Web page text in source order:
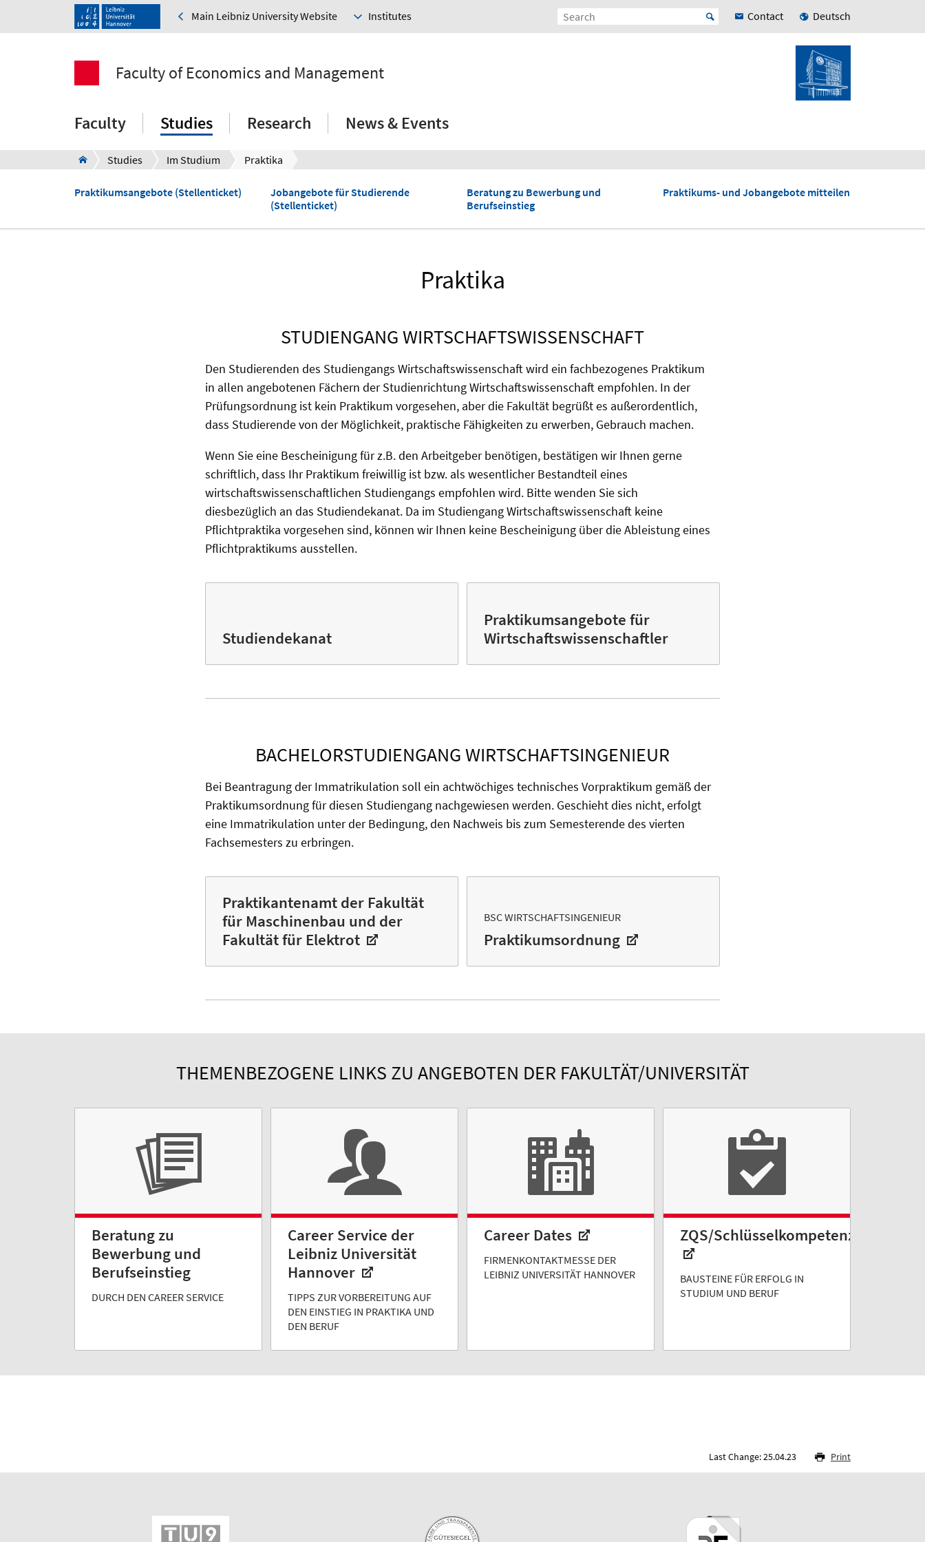
Main Leibniz University Website Institutes Contact Deutsch
Faculty of Economics and Management
Faculty Studies Research News & Events
Studies Im Studium Praktika
Praktikumsangebote (Stellenticket)
Jobangebote für Studierende
(Stellenticket)
Beratung zu Bewerbung und
Berufseinstieg
Praktikums- und Jobangebote mitteilen
Praktika
STUDIENGANG WIRTSCHAFTSWISSENSCHAFT
Den Studierenden des Studiengangs Wirtschaftswissenschaft wird ein fachbezogenes Praktikum
in allen angebotenen Fächern der Studienrichtung Wirtschaftswissenschaft empfohlen. In der
Prüfungsordnung ist kein Praktikum vorgesehen, aber die Fakultät begrüßt es außerordentlich,
dass Studierende von der Möglichkeit, praktische Fähigkeiten zu erwerben, Gebrauch machen.
Wenn Sie eine Bescheinigung für z.B. den Arbeitgeber benötigen, bestätigen wir Ihnen gerne
schriftlich, dass Ihr Praktikum freiwillig ist bzw. als wesentlicher Bestandteil eines
wirtschaftswissenschaftlichen Studiengangs empfohlen wird. Bitte wenden Sie sich
diesbezüglich an das Studiendekanat. Da im Studiengang Wirtschaftswissenschaft keine
Pflichtpraktika vorgesehen sind, können wir Ihnen keine Bescheinigung über die Ableistung eines
Pflichtpraktikums ausstellen.
Studiendekanat
Praktikumsangebote für
Wirtschaftswissenschaftler
BACHELORSTUDIENGANG WIRTSCHAFTSINGENIEUR
Bei Beantragung der Immatrikulation soll ein achtwöchiges technisches Vorpraktikum gemäß der
Praktikumsordnung für diesen Studiengang nachgewiesen werden. Geschieht dies nicht, erfolgt
eine Immatrikulation unter der Bedingung, den Nachweis bis zum Semesterende des vierten
Fachsemesters zu erbringen.
Praktikantenamt der Fakultät
für Maschinenbau und der
Fakultät für Elektrot
BSC WIRTSCHAFTSINGENIEUR
Praktikumsordnung
THEMENBEZOGENE LINKS ZU ANGEBOTEN DER FAKULTÄT/UNIVERSITÄT
Beratung zu
Bewerbung und
Berufseinstieg
DURCH DEN CAREER SERVICE
Career Service der
Leibniz Universität
Hannover
TIPPS ZUR VORBEREITUNG AUF
DEN EINSTIEG IN PRAKTIKA UND
DEN BERUF
Career Dates
FIRMENKONTAKTMESSE DER
LEIBNIZ UNIVERSITÄT HANNOVER
ZQS/Schlüsselkompetenzen
BAUSTEINE FÜR ERFOLG IN
STUDIUM UND BERUF
Last Change: 25.04.23 Print